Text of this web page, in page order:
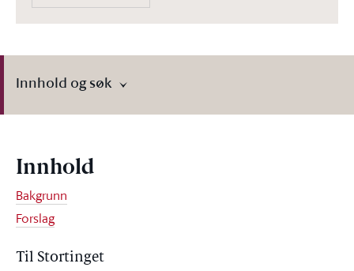
Innhold og søk
Innhold
Bakgrunn
Forslag
Til Stortinget